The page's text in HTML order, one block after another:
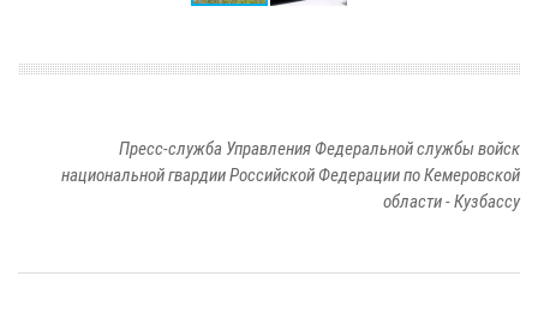
Пресс-служба Управления Федеральной службы войск
национальной гвардии Российской Федерации по Кемеровской
области - Кузбассу